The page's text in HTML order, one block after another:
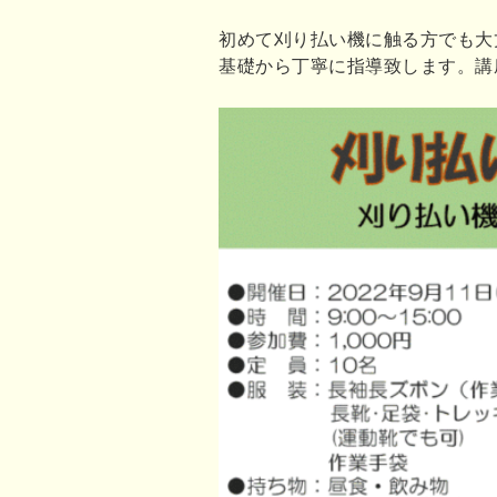
初めて刈り払い機に触る方でも
基礎から丁寧に指導致します。